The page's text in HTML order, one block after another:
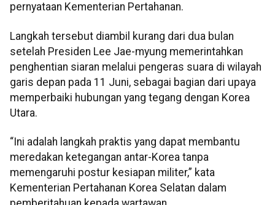
pernyataan Kementerian Pertahanan.
Langkah tersebut diambil kurang dari dua bulan
setelah Presiden Lee Jae-myung memerintahkan
penghentian siaran melalui pengeras suara di wilayah
garis depan pada 11 Juni, sebagai bagian dari upaya
memperbaiki hubungan yang tegang dengan Korea
Utara.
“Ini adalah langkah praktis yang dapat membantu
meredakan ketegangan antar-Korea tanpa
memengaruhi postur kesiapan militer,” kata
Kementerian Pertahanan Korea Selatan dalam